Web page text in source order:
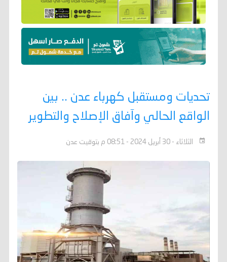
تحديات ومستقبل كهرباء عدن .. بين
الواقع الحالي وآفاق الإصلاح والتطوير
الثلاثاء - 30 أبريل 2024 - 08:51 م بتوقيت عدن